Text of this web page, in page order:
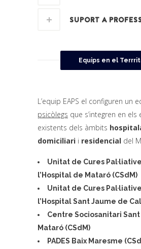
SUPORT A
Equips en el
L’equip EAPS el configuren un
psicòlegs que s’integren en els
existents dels àmbits
domiciliari i residencial del
Unitat de Cures
l’Hospital de Mataró (CSdM)
Unitat de Cures
l’Hospital Sant Jaume de
Centre Sociosanitari
Mataró (CSdM)
PADES Baix Maresme